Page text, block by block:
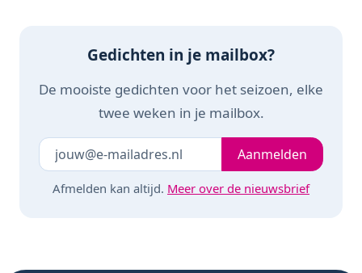
Gedichten in je mailbox?
De mooiste gedichten voor het seizoen, elke
twee weken in je mailbox.
Laat dit veld leeg Je e-mailadresAanmelden
Afmelden kan altijd. Meer over de nieuwsbrief